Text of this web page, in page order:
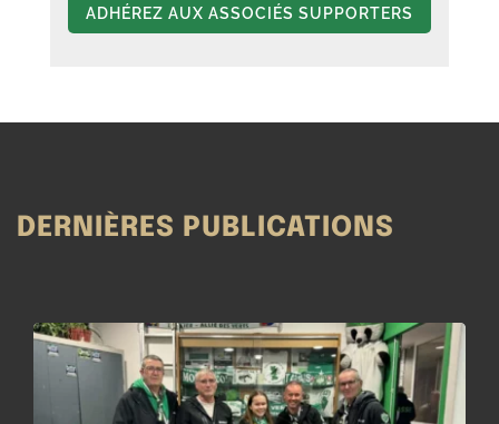
ADHÉREZ AUX ASSOCIÉS SUPPORTERS
DERNIÈRES PUBLICATIONS